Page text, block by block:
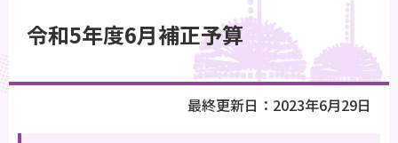
で
す
令和5年度6月補正予算
最終更新日：2023年6月29日